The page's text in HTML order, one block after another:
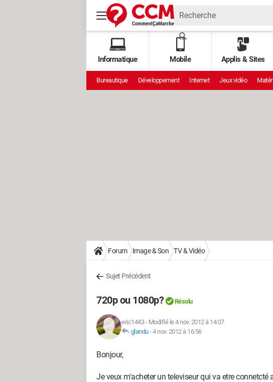
Informatique Mobile Applis & Sites
Bureautique Développement Internet Jeux vidéo
Forum Image & Son TV & Vidéo
Sujet Précédent
720p ou 1080p? Résolu
eric1443- Modifié le 4 nov. 2012 à 14:07
glandu-4 nov. 2012 à 16:56
Bonjour,
Je veux m'acheter un televiseur qui va etre